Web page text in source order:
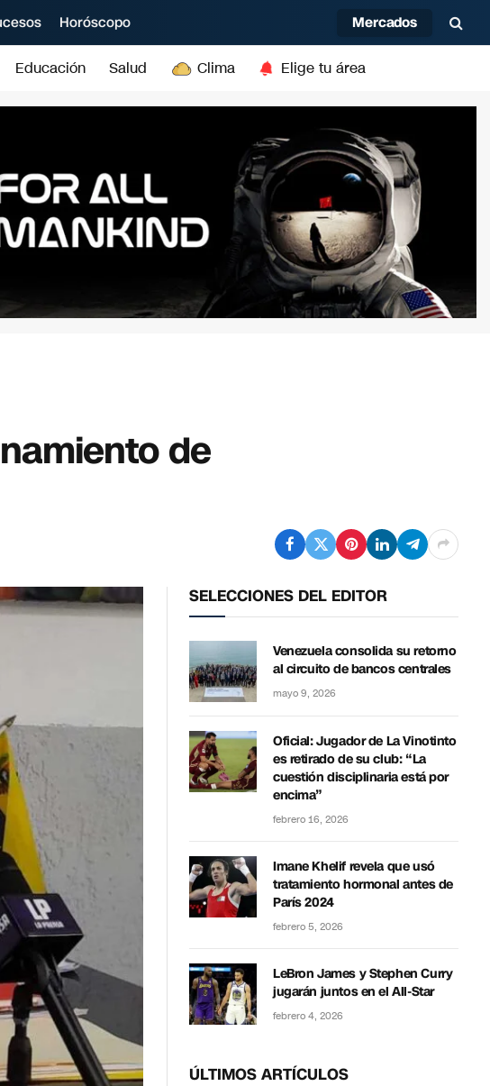
Horóscopo Mercados
Educación Salud Clima Elige tu área
de
SELECCIONES DEL EDITOR
Venezuela consolida su retorno
al circuito de bancos centrales
mayo 9, 2026
Oficial: Jugador de La Vinotinto
es retirado de su club: “La
cuestión disciplinaria está por
encima”
febrero 16, 2026
Imane Khelif revela que usó
tratamiento hormonal antes de
París 2024
febrero 5, 2026
LeBron James y Stephen Curry
jugarán juntos en el All-Star
febrero 4, 2026
ÚLTIMOS ARTÍCULOS